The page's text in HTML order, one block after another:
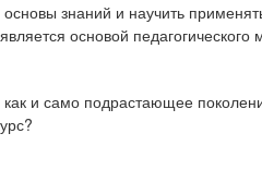
знаний и научить
основой педагогического
и само подрастающее